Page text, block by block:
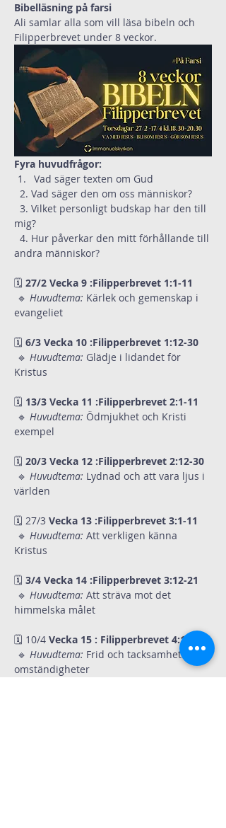
Bibelläsning på farsi
Ali samlar alla som vill läsa bibeln och
Filipperbrevet under 8 veckor.
Fyra huvudfrågor:
Vad säger texten om Gud
  2. Vad säger den om oss människor?
mig?
andra människor?
🗓 27/2 Vecka 9 :Filipperbrevet 1:1-11
🔹 Huvudtema: Kärlek och gemenskap i
evangeliet
🗓 6/3 Vecka 10 :Filipperbrevet 1:12-30
🔹 Huvudtema: Glädje i lidandet för
Kristus
🗓 13/3 Vecka 11 :Filipperbrevet 2:1-11
🔹 Huvudtema: Ödmjukhet och Kristi
exempel
🗓 20/3 Vecka 12 :Filipperbrevet 2:12-30
🔹 Huvudtema: Lydnad och att vara ljus i
världen
🗓 27/3 Vecka 13 :Filipperbrevet 3:1-11
🔹 Huvudtema: Att verkligen känna
Kristus
🗓 3/4 Vecka 14 :Filipperbrevet 3:12-21
🔹 Huvudtema: Att sträva mot det
himmelska målet
🗓 10/4 Vecka 15 : Filipperbrevet 4:1-9
🔹 Huvudtema: Frid och tacksamhet i alla
omständigheter